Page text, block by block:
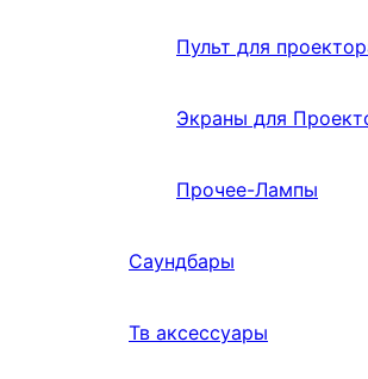
Пульт для
Экраны для
Прочее-Лампы
Саундбары
Тв аксессуары